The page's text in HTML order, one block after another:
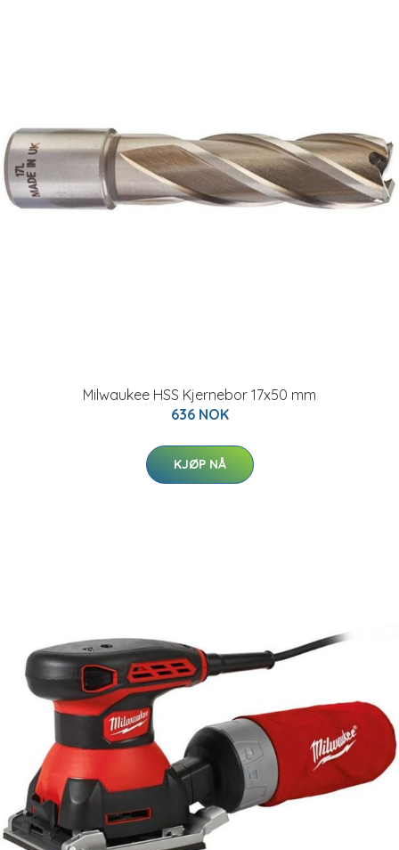
Milwaukee HSS Kjernebor 17x50 mm
636 NOK
KJØP NÅ